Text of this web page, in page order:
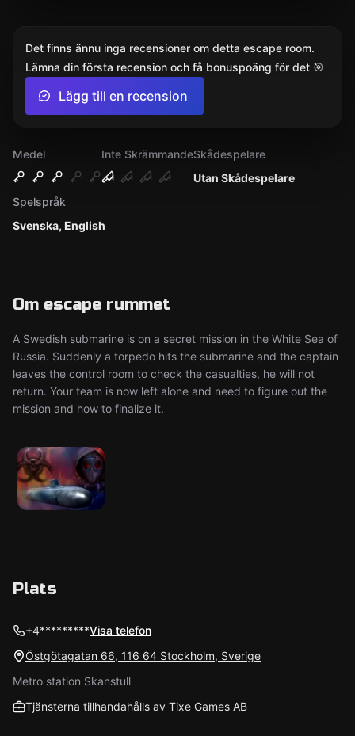
Medel
Inte Skrämmande
Utan Skådespelare
Skådespelare
Svenska, English
Spelspråk
Om escape rummet
A Swedish submarine is on a secret mission in the White Sea of
Russia. Suddenly a torpedo hits the submarine and the captain
leaves the control room to check the casualties, he will not
return. Your team is now left alone and need to figure out the
mission and how to finalize it.
Det finns ännu inga recensioner om detta escape room.
Lämna din första recension och få bonuspoäng för det 🎯
Lägg till en recension
Plats
+4*********Visa telefon
Östgötagatan 66, 116 64 Stockholm, Sverige
Metro station Skanstull
Tjänsterna tillhandahålls av Tixe Games AB